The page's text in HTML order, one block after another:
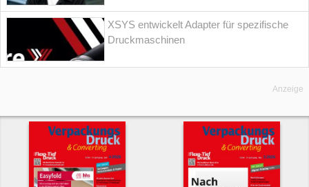
XSYS entwickelt Adapter für spezifische
Druckmaschinen
Anzeige